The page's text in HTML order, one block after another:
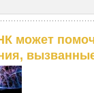
может